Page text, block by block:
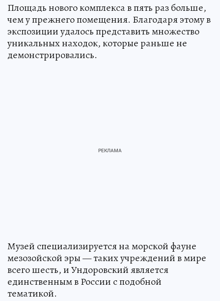
Площадь нового комплекса в пять раз больше,
чем у прежнего помещения. Благодаря этому в
экспозиции удалось представить множество
уникальных находок, которые раньше не
демонстрировались.
Музей специализируется на морской фауне
мезозойской эры — таких учреждений в мире
всего шесть, и Ундоровский является
единственным в России с подобной
тематикой.